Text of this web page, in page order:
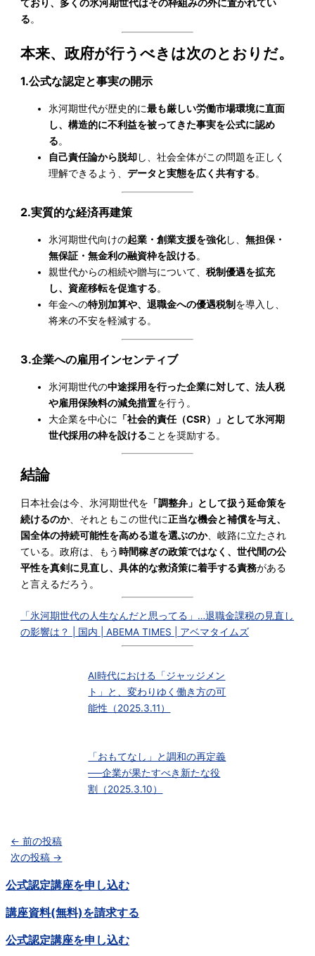
ており、多くの氷河期世代はその枠組みの外に置かれてい
る。
本来、政府が行うべきは次のとおりだ。
1.公式な認定と事実の開示
氷河期世代が歴史的に最も厳しい労働市場環境に直面
し、構造的に不利益を被ってきた事実を公式に認め
る。
自己責任論から脱却し、社会全体がこの問題を正しく
理解できるよう、データと実態を広く共有する。
2.実質的な経済再建策
氷河期世代向けの起業・創業支援を強化し、無担保・
無保証・無金利の融資枠を設ける。
親世代からの相続や贈与について、税制優遇を拡充
し、資産移転を促進する。
年金への特別加算や、退職金への優遇税制 を導入し、
将来の不安を軽減する。
3.企業への雇用インセンティブ
氷河期世代の中途採用を行った企業に対して、法人税
や雇用保険料の減免措置を行う。
大企業を中心に
「社会的責任（CSR）」として氷河期
世代採用の枠を設けることを奨励する。
結論
日本社会は今、氷河期世代を 「調整弁」として扱う延命策を
続けるのか、それともこの世代に正当な機会と補償を与え、
国全体の持続可能性を高める道を選ぶのか、岐路に立たされ
ている。政府は、もう時間稼ぎの政策ではなく、世代間の公
平性を真剣に見直し、具体的な救済策に着手する責務がある
と言えるだろう。
「氷河期世代の人生なんだと思ってる」…退職金課税の見直し
の影響は？ | 国内 | ABEMA TIMES | アベマタイムズ
AI時代における「ジャッジメン
ト」と、変わりゆく働き方の可
能性（2025.3.11）
「おもてなし」と調和の再定義
──企業が果たすべき新たな役
割（2025.3.10）
← 前の投稿
次の投稿 →
公式認定講座を申し込む
講座資料(無料)を請求する
公式認定講座を申し込む